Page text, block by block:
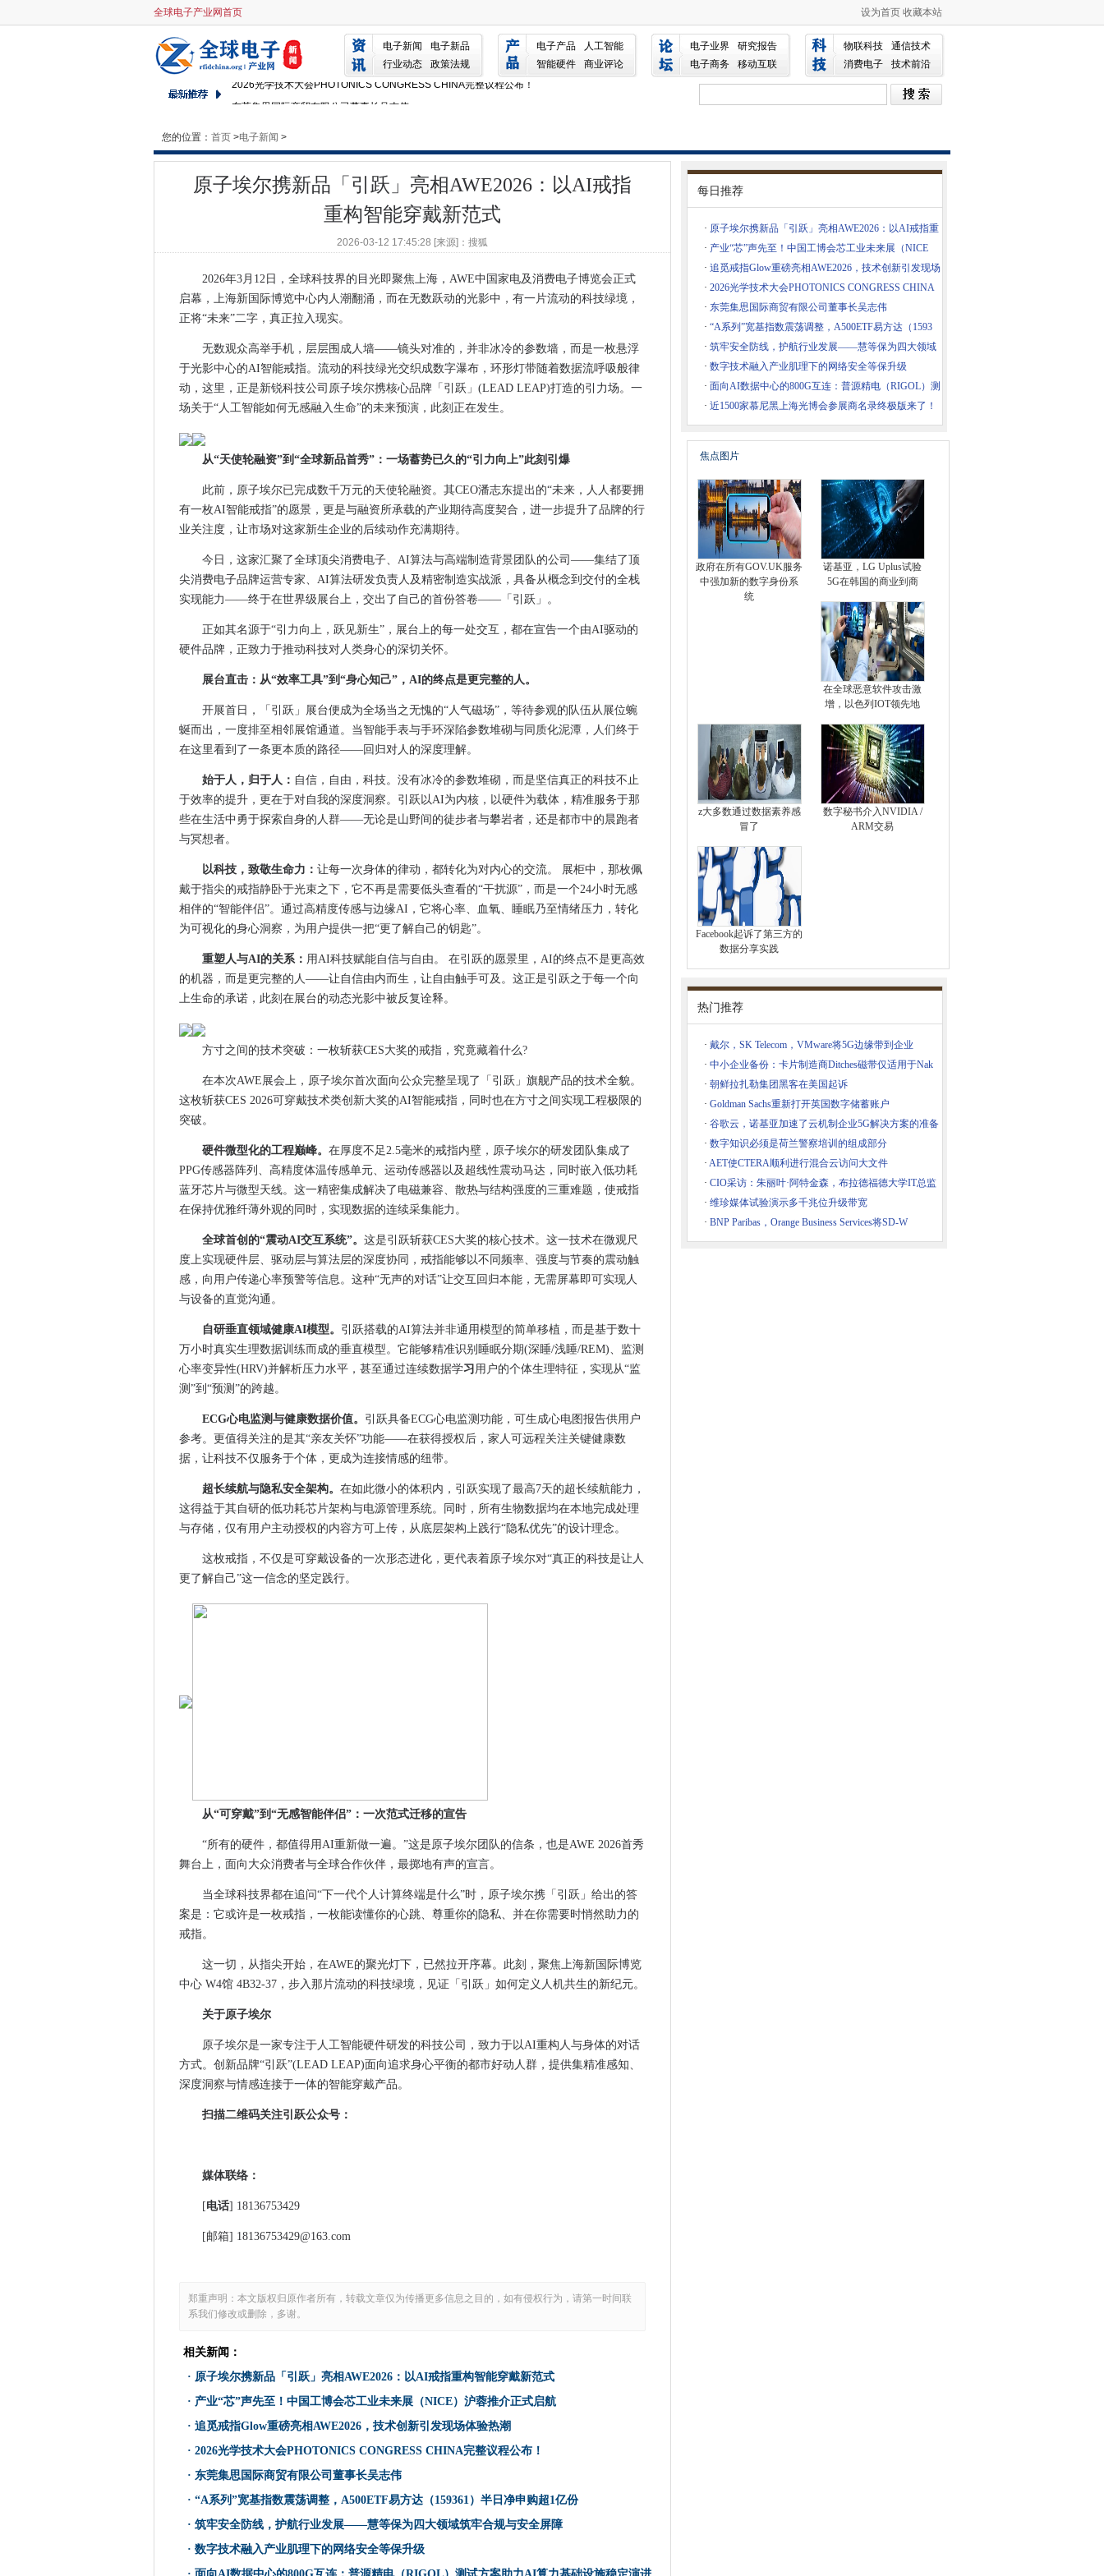
全球电子产业网首页 设为首页 收藏本站
电子新闻
电子新品
行业动态
政策法规
电子产品
人工智能
智能硬件
商业评论
电子业界
研究报告
电子商务
移动互联
物联科技
通信技术
消费电子
技术前沿
产业“芯”声先至！中国工博会芯工业未来展（NICE）沪蓉推介正式启航
追觅戒指Glow重磅亮相AWE2026，技术创新引发现场体验热潮
2026光学技术大会PHOTONICS CONGRESS CHINA完整议程公布！
东莞集思国际商贸有限公司董事长吴志伟
筑牢安全防线，护航行业发展——慧等保为四大领域筑牢合规与安全屏障
数字技术融入产业肌理下的网络安全等保升级
面向AI数据中心的800G互连：普源精电（RIGOL）测试方案助力AI算力基础设施稳定演进
近1500家慕尼黑上海光博会参展商名录终极版来了！（附展位图）
近1500家慕尼黑上海光博会参展商名录终极版来了！（附展位图）
近1500家慕尼黑上海光博会参展商名录终极版来了！（附展位图）
胡先煦亲测！央视主持天团都在用！追觅AI智能戒指成为首个亮相春晚的AI智能硬件！
春晚同款！与易烊千玺同台，央视主持天团都在用，一枚AI戒指在春晚成功“出圈”！
连海底捞都没做到的事情，为什么沸点计划可以?
业采融合加速价值创造，京东政企业务创新双三角体系引领数智采购供应链发展
洞见2026：慕尼黑上海电子展聚焦10大产业热词！
顶尖AI开发者、投资人集结！追觅AI智能戒指助力2026开年最大AI创客比赛！
Chip × CHIPX 携手慕尼黑上海光博会，刊、展、产协同赋能量子产业生态
极融借款提示：珍视信用资产，是开启数字时代的价值通行证
鱼胶原蛋白肽哪个牌子的好 30 轻熟肌抗衰选哪款更高效？
博瑞晶芯完成超10亿元融资：深耕ARM服务器芯片赛道，赋能国产算力
预告！2026慕尼黑上海电子展现场同期论坛一览
低空经济新篇启，融合共赢向未来——中鹄低空携云驼-T6无人机引领行业变革
它来了！2026慕尼黑上海光博会展商名单抢先出炉！
CES 2026丨先楫半导体重磅发布HPM5E3Y，构建完整机器人关节MCU产品线
​蔡司与富士康携手举办创新论坛，定义AI智能终端质量新高度
杉数科技首次登陆央视：以国产智能决策引擎，支撑“人工智能+”行动稳步推进
全球光学巨头集结！慕尼黑上海光博会，一场跨国界的行业盛宴
EtherCAT环网冗余技术：FCE1100、FCE1353芯片助力工业控制系统可靠性升级
Claude / Codex / Gemini 稳定镜像
​协同与跃迁：光通信产业的全链演进与生态重塑
Focussend发布B2B营销自动化成熟度白皮书： 从工具到体系的增长跃迁
iRobot易主中国“无冕之王”：杉川收购案或将改写全球扫地机格局
硬核创新·国之重器｜标杆级科研力量齐聚魔都
自媒体宣发：AI 赋能下的品牌传播新范式 —— 传声港助力企业破局增长
iRobot Corp重组在即，杉川集团将成唯一实控人
从地产操盘手到芯片创始人：宋仕强的“二次创业”跨界人生
2025DSA国际创新创业大赛圆满落幕
追觅戒指Glow重磅亮相AWE2026，技术创新引发现场体验热潮
东莞集思国际商贸有限公司董事长吴志伟
筑牢安全防线，护航行业发展——慧等保为四大领域筑牢合规与安全屏障
数字技术融入产业肌理下的网络安全等保升级
面向AI数据中心的800G互连：普源精电（RIGOL）测试方案助力AI算力基础设施稳定演进
近1500家慕尼黑上海光博会参展商名录终极版来了！（附展位图）
近1500家慕尼黑上海光博会参展商名录终极版来了！（附展位图）
连海底捞都没做到的事情，为什么沸点计划可以?
品牌焕新！万兴图示万兴脑图全面融入万兴科技全球AI生态
业采融合加速价值创造，京东政企业务创新双三角体系引领数智采购供应链发展
洞见2026：慕尼黑上海电子展聚焦10大产业热词！
创新生态再升级!第一届“上海硅巷”创新创业大赛成功举办
华夏水务构建多场景饮水矩阵，走近品质饮水的”最后一米“
官宣！追觅成为春晚战略合作伙伴，追觅 AI 智能戒指携指尖黑科技恭贺新春
顶尖AI开发者、投资人集结！追觅AI智能戒指助力2026开年最大AI创客比赛！
媒体管家：2026年媒体邀约与发布，掌握未来宣传新脉搏
CES 2026丨先楫半导体重磅发布HPM5E3Y，构建完整机器人关节MCU产品线
​蔡司与富士康携手举办创新论坛，定义AI智能终端质量新高度
杉数科技首次登陆央视：以国产智能决策引擎，支撑“人工智能+”行动稳步推进
全球光学巨头集结！慕尼黑上海光博会，一场跨国界的行业盛宴
EtherCAT环网冗余技术：FCE1100、FCE1353芯片助力工业控制系统可靠性升级
协同创新筑生态 跨界融合启新程——中国汽车芯片联盟2025全体成员大会在沪圆满举办
​协同与跃迁：光通信产业的全链演进与生态重塑
iRobot易主中国“无冕之王”：杉川收购案或将改写全球扫地机格局
硬核创新·国之重器｜标杆级科研力量齐聚魔都
自媒体宣发：AI 赋能下的品牌传播新范式 —— 传声港助力企业破局增长
iRobot Corp重组在即，杉川集团将成唯一实控人
从地产操盘手到芯片创始人：宋仕强的“二次创业”跨界人生
展贸全球，首届中国（浙江）跨境展完美收官！
首日爆场！2025中国（浙江）跨境电商进出口交易会盛大开幕！
您的位置： 首页 >电子新闻 >
原子埃尔携新品「引跃」亮相AWE2026：以AI戒指
重构智能穿戴新范式
2026-03-12 17:45:28 [来源]：搜狐
2026年3月12日，全球科技界的目光即聚焦上海，AWE中国家电及消费电子博览会正式
启幕，上海新国际博览中心内人潮翻涌，而在无数跃动的光影中，有一片流动的科技绿境，
正将“未来”二字，真正拉入现实。
无数观众高举手机，层层围成人墙——镜头对准的，并非冰冷的参数墙，而是一枚悬浮
于光影中心的AI智能戒指。流动的科技绿光交织成数字瀑布，环形灯带随着数据流呼吸般律
动，这里，正是新锐科技公司原子埃尔携核心品牌「引跃」(LEAD LEAP)打造的引力场。一
场关于“人工智能如何无感融入生命”的未来预演，此刻正在发生。
从“天使轮融资”到“全球新品首秀”：一场蓄势已久的“引力向上”此刻引爆
此前，原子埃尔已完成数千万元的天使轮融资。其CEO潘志东提出的“未来，人人都要拥
有一枚AI智能戒指”的愿景，更是与融资所承载的产业期待高度契合，进一步提升了品牌的行
业关注度，让市场对这家新生企业的后续动作充满期待。
今日，这家汇聚了全球顶尖消费电子、AI算法与高端制造背景团队的公司——集结了顶
尖消费电子品牌运营专家、AI算法研发负责人及精密制造实战派，具备从概念到交付的全栈
实现能力——终于在世界级展台上，交出了自己的首份答卷——「引跃」。
正如其名源于“引力向上，跃见新生”，展台上的每一处交互，都在宣告一个由AI驱动的
硬件品牌，正致力于推动科技对人类身心的深切关怀。
展台直击：从“效率工具”到“身心知己”，AI的终点是更完整的人。
开展首日，「引跃」展台便成为全场当之无愧的“人气磁场”，等待参观的队伍从展位蜿
蜒而出，一度排至相邻展馆通道。当智能手表与手环深陷参数堆砌与同质化泥潭，人们终于
在这里看到了一条更本质的路径——回归对人的深度理解。
始于人，归于人： 自信，自由，科技。没有冰冷的参数堆砌，而是坚信真正的科技不止
于效率的提升，更在于对自我的深度洞察。引跃以AI为内核，以硬件为载体，精准服务于那
些在生活中勇于探索自身的人群——无论是山野间的徒步者与攀岩者，还是都市中的晨跑者
与冥想者。
以科技，致敬生命力： 让每一次身体的律动，都转化为对内心的交流。 展柜中，那枚佩
戴于指尖的戒指静卧于光束之下，它不再是需要低头查看的“干扰源”，而是一个24小时无感
相伴的“智能伴侣”。通过高精度传感与边缘AI，它将心率、血氧、睡眠乃至情绪压力，转化
为可视化的身心洞察，为用户提供一把“更了解自己的钥匙”。
重塑人与AI的关系： 用AI科技赋能自信与自由。 在引跃的愿景里，AI的终点不是更高效
的机器，而是更完整的人——让自信由内而生，让自由触手可及。这正是引跃之于每一个向
上生命的承诺，此刻在展台的动态光影中被反复诠释。
方寸之间的技术突破：一枚斩获CES大奖的戒指，究竟藏着什么?
在本次AWE展会上，原子埃尔首次面向公众完整呈现了「引跃」旗舰产品的技术全貌。
这枚斩获CES 2026可穿戴技术类创新大奖的AI智能戒指，同时也在方寸之间实现工程极限的
突破。
硬件微型化的工程巅峰。 在厚度不足2.5毫米的戒指内壁，原子埃尔的研发团队集成了
PPG传感器阵列、高精度体温传感单元、运动传感器以及超线性震动马达，同时嵌入低功耗
蓝牙芯片与微型天线。这一精密集成解决了电磁兼容、散热与结构强度的三重难题，使戒指
在保持优雅纤薄外观的同时，实现数据的连续采集能力。
全球首创的“震动AI交互系统”。 这是引跃斩获CES大奖的核心技术。这一技术在微观尺
度上实现硬件层、驱动层与算法层的深度协同，戒指能够以不同频率、强度与节奏的震动触
感，向用户传递心率预警等信息。这种“无声的对话”让交互回归本能，无需屏幕即可实现人
与设备的直觉沟通。
自研垂直领域健康AI模型。 引跃搭载的AI算法并非通用模型的简单移植，而是基于数十
万小时真实生理数据训练而成的垂直模型。它能够精准识别睡眠分期(深睡/浅睡/REM)、监测
心率变异性(HRV)并解析压力水平，甚至通过连续数据学习 用户的个体生理特征，实现从“监
测”到“预测”的跨越。
ECG心电监测与健康数据价值。 引跃具备ECG心电监测功能，可生成心电图报告供用户
参考。更值得关注的是其“亲友关怀”功能——在获得授权后，家人可远程关注关键健康数
据，让科技不仅服务于个体，更成为连接情感的纽带。
超长续航与隐私安全架构。 在如此微小的体积内，引跃实现了最高7天的超长续航能力，
这得益于其自研的低功耗芯片架构与电源管理系统。同时，所有生物数据均在本地完成处理
与存储，仅有用户主动授权的内容方可上传，从底层架构上践行“隐私优先”的设计理念。
这枚戒指，不仅是可穿戴设备的一次形态进化，更代表着原子埃尔对“真正的科技是让人
更了解自己”这一信念的坚定践行。
从“可穿戴”到“无感智能伴侣”：一次范式迁移的宣告
“所有的硬件，都值得用AI重新做一遍。”这是原子埃尔团队的信条，也是AWE 2026首秀
舞台上，面向大众消费者与全球合作伙伴，最掷地有声的宣言。
当全球科技界都在追问“下一代个人计算终端是什么”时，原子埃尔携「引跃」给出的答
案是：它或许是一枚戒指，一枚能读懂你的心跳、尊重你的隐私、并在你需要时悄然助力的
戒指。
这一切，从指尖开始，在AWE的聚光灯下，已然拉开序幕。此刻，聚焦上海新国际博览
中心 W4馆 4B32-37，步入那片流动的科技绿境，见证「引跃」如何定义人机共生的新纪元。
关于原子埃尔
原子埃尔是一家专注于人工智能硬件研发的科技公司，致力于以AI重构人与身体的对话
方式。创新品牌“引跃”(LEAD LEAP)面向追求身心平衡的都市好动人群，提供集精准感知、
深度洞察与情感连接于一体的智能穿戴产品。
扫描二维码关注引跃公众号：
媒体联络：
[电话] 18136753429
[邮箱] 18136753429@163.com
郑重声明：本文版权归原作者所有，转载文章仅为传播更多信息之目的，如有侵权行为，请第一时间联
系我们修改或删除，多谢。
相关新闻：
· 原子埃尔携新品「引跃」亮相AWE2026：以AI戒指重构智能穿戴新范式
· 产业“芯”声先至！中国工博会芯工业未来展（NICE）沪蓉推介正式启航
· 追觅戒指Glow重磅亮相AWE2026，技术创新引发现场体验热潮
· 2026光学技术大会PHOTONICS CONGRESS CHINA完整议程公布！
· 东莞集思国际商贸有限公司董事长吴志伟
· “A系列”宽基指数震荡调整，A500ETF易方达（159361）半日净申购超1亿份
· 筑牢安全防线，护航行业发展——慧等保为四大领域筑牢合规与安全屏障
· 数字技术融入产业肌理下的网络安全等保升级
每日推荐
· 原子埃尔携新品「引跃」亮相AWE2026：以AI戒指重
· 产业“芯”声先至！中国工博会芯工业未来展（NICE
· 追觅戒指Glow重磅亮相AWE2026，技术创新引发现场
· 2026光学技术大会PHOTONICS CONGRESS CHINA
完整议程公布！
· 东莞集思国际商贸有限公司董事长吴志伟
· “A系列”宽基指数震荡调整，A500ETF易方达（1593
· 筑牢安全防线，护航行业发展——慧等保为四大领域
· 数字技术融入产业肌理下的网络安全等保升级
· 面向AI数据中心的800G互连：普源精电（RIGOL）测
· 近1500家慕尼黑上海光博会参展商名录终极版来了！
焦点图片
政府在所有GOV.UK服务
中强加新的数字身份系
统
诺基亚，LG Uplus试验
5G在韩国的商业到商
在全球恶意软件攻击激
增，以色列IOT领先地
z大多数通过数据素养感
冒了
数字秘书介入NVIDIA /
ARM交易
Facebook起诉了第三方的
数据分享实践
热门推荐
· 戴尔，SK Telecom，VMware将5G边缘带到企业
· 中小企业备份：卡片制造商Ditches磁带仅适用于Nak
· 朝鲜拉扎勒集团黑客在美国起诉
· Goldman Sachs重新打开英国数字储蓄账户
· 谷歌云，诺基亚加速了云机制企业5G解决方案的准备
· 数字知识必须是荷兰警察培训的组成部分
· AET使CTERA顺利进行混合云访问大文件
· CIO采访：朱丽叶·阿特金森，布拉德福德大学IT总监
· 维珍媒体试验演示多千兆位升级带宽
· BNP Paribas，Orange Business Services将SD-W